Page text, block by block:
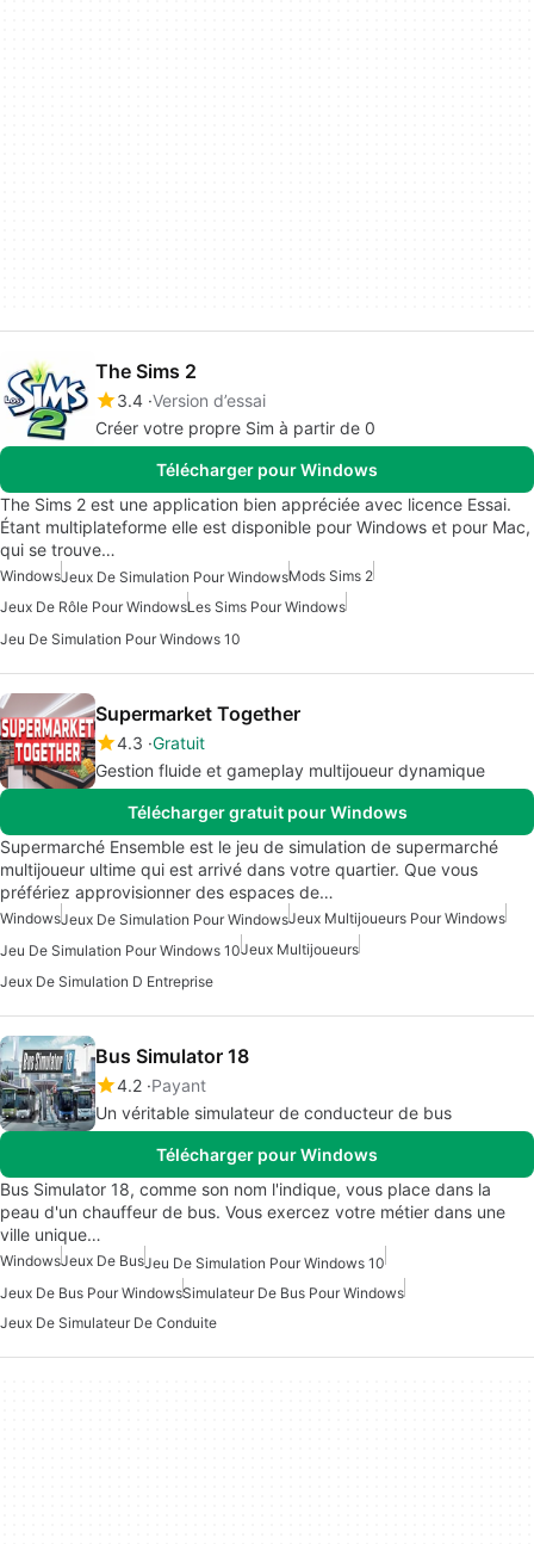
The Sims 2
3.4 Version d’essai
Créer votre propre Sim à partir de 0
Télécharger pour Windows
The Sims 2 est une application bien appréciée avec licence Essai.
Étant multiplateforme elle est disponible pour Windows et pour Mac,
qui se trouve…
WindowsJeux De Simulation Pour WindowsMods Sims 2
Jeux De Rôle Pour WindowsLes Sims Pour Windows
Jeu De Simulation Pour Windows 10
Supermarket Together
4.3 Gratuit
Gestion fluide et gameplay multijoueur dynamique
Télécharger gratuit pour Windows
Supermarché Ensemble est le jeu de simulation de supermarché
multijoueur ultime qui est arrivé dans votre quartier. Que vous
préfériez approvisionner des espaces de…
WindowsJeux De Simulation Pour WindowsJeux Multijoueurs Pour Windows
Jeu De Simulation Pour Windows 10Jeux Multijoueurs
Jeux De Simulation D Entreprise
Bus Simulator 18
4.2 Payant
Un véritable simulateur de conducteur de bus
Télécharger pour Windows
Bus Simulator 18, comme son nom l'indique, vous place dans la
peau d'un chauffeur de bus. Vous exercez votre métier dans une
ville unique…
WindowsJeux De BusJeu De Simulation Pour Windows 10
Jeux De Bus Pour WindowsSimulateur De Bus Pour Windows
Jeux De Simulateur De Conduite